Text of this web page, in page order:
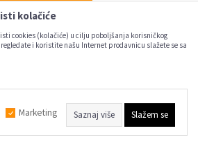
kolačiće
cookies (kolačiće) u cilju poboljšanja korisničkog
i koristite našu Internet prodavnicu slažete se sa
Marketing Saznaj više Slažem se